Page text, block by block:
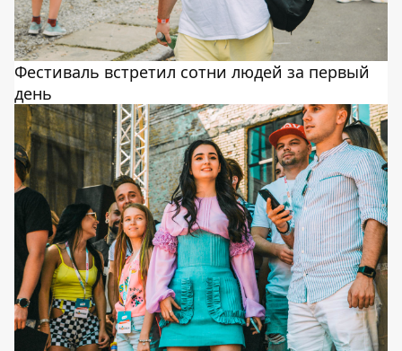
Фестиваль встретил сотни людей за первый
день